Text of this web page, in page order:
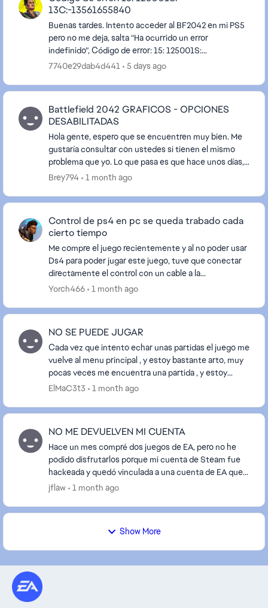
13C:-13561655840
Buenas tardes. Intento acceder al BF2042 en mi PS5
pero no me deja, salta “Ha ocurrido un error
indefinido”, Código de error: 15: 125001S:
13C:-13561655840 . Alguien sabe como solucionarlo?
7740e29dab4d441 5 days ago
Battlefield 2042 GRAFICOS - OPCIONES
DESABILITADAS
Hola gente, espero que se encuentren muy bien. Me
gustaría consultar con ustedes si tienen el mismo
problema que yo. Lo que pasa es que hace unos días,
muy pocos, volví a instalar el Battlefield 2042...
Brey794 1 month ago
Control de ps4 en pc se queda trabado cada
cierto tiempo
Me compre el juego recientemente y al no poder usar
Ds4 para poder jugar este juego, tuve que conectar
directamente el control con un cable a la
computadora. Hasta ahi todo bien, lo reconoce y todo
Yorch466 1 month ago
NO SE PUEDE JUGAR
Cada vez que intento echar unas partidas el juego me
vuelve al menu principal , y estoy bastante arto, muy
pocas veces me encuentra una partida , y estoy
mucho rato intentando, estoy bastante arto , ...
ElMaC3t3 1 month ago
NO ME DEVUELVEN MI CUENTA
Hace un mes compré dos juegos de EA, pero no he
podido disfrutarlos porque mi cuenta de Steam fue
hackeada y quedó vinculada a una cuenta de EA que
no es mía. Hace 20 días metí una apelación para re...
jflaw 1 month ago
Show More